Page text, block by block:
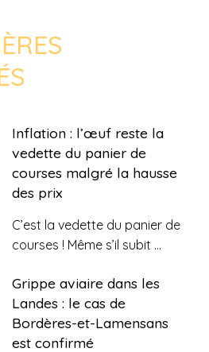
Inflation : l’œuf reste la
vedette du panier de
courses malgré la hausse
des prix
C’est la vedette du panier de
courses ! Même s’il subit ...
Grippe aviaire dans les
Landes : le cas de
Bordères-et-Lamensans
est confirmé